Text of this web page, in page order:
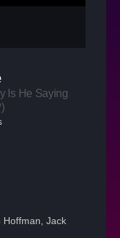
Is He Saying
)
Hoffman Jack